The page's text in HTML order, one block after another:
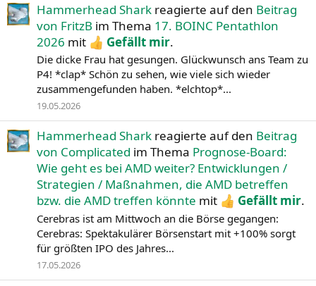
Hammerhead Shark reagierte auf den Beitrag
von FritzB im Thema 17. BOINC Pentathlon
2026 mit Gefällt mir.
Die dicke Frau hat gesungen. Glückwunsch ans Team zu
P4! *clap* Schön zu sehen, wie viele sich wieder
zusammengefunden haben. *elchtop*...
19.05.2026
Hammerhead Shark reagierte auf den Beitrag
von Complicated im Thema Prognose-Board:
Wie geht es bei AMD weiter? Entwicklungen /
Strategien / Maßnahmen, die AMD betreffen
bzw. die AMD treffen könnte mit Gefällt mir.
Cerebras ist am Mittwoch an die Börse gegangen:
Cerebras: Spektakulärer Börsenstart mit +100% sorgt
für größten IPO des Jahres...
17.05.2026